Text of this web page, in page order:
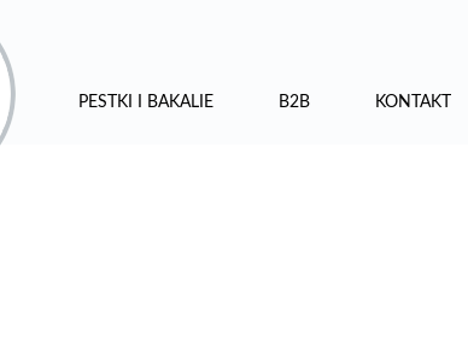
PESTKI I BAKALIE B2B KONTAKT